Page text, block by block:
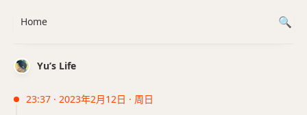
Yu’s Life
23:37 · 2023年2月12日 · 周日
Home